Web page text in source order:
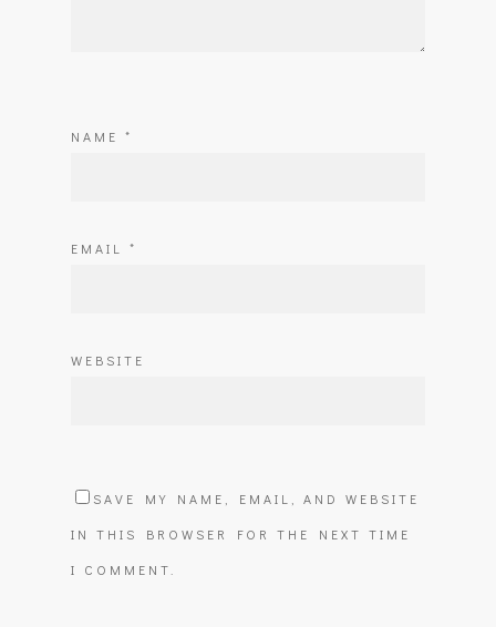
NAME *
EMAIL *
WEBSITE
SAVE MY NAME, EMAIL, AND WEBSITE
IN THIS BROWSER FOR THE NEXT TIME
I COMMENT.